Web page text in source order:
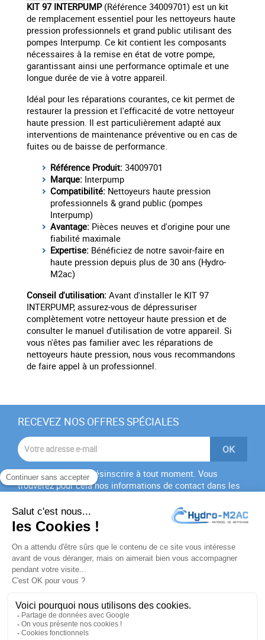
KIT 97 INTERPUMP(Référence 34009701) est un kit
de remplacement essentiel pour les nettoyeurs haute
pression professionnels et grand public utilisant des
pompes Interpump. Ce kit contient les composants
nécessaires à la remise en état de votre pompe,
garantissant ainsi une performance optimale et une
longue durée de vie à votre appareil.
Idéal pour les réparations courantes, ce kit permet de
restaurer la pression et l'efficacité de votre nettoyeur
haute pression. Il est particulièrement adapté aux
interventions de maintenance préventive ou en cas de
fuites ou de baisse de performance.
Référence Produit: 34009701
Marque: Interpump
Compatibilité: Nettoyeurs haute pression
professionnels & grand public (pompes
Interpump)
Avantage: Pièces neuves et d'origine pour une
fiabilité maximale
Expertise: Bénéficiez de notre savoir-faire en
haute pression depuis plus de 30 ans (Hydro-
M2ac)
Conseil d'utilisation: Avant d'installer le KIT 97
INTERPUMP, assurez-vous de dépressuriser
complètement votre nettoyeur haute pression et de
consulter le manuel d'utilisation de votre appareil. Si
vous n'êtes pas familier avec les réparations de
nettoyeurs haute pression, nous vous recommandons
de faire appel à un professionnel.
RECEVEZ NOS OFFRES SPÉCIALES
Vous pouvez vous désinscrire à tout moment. Vous
trouverez pour cela nos informations de contact dans les
J'accepte lesconditions générales
politique de
confidentialité
PRODUITS
NOTRE SOCIÉTÉ